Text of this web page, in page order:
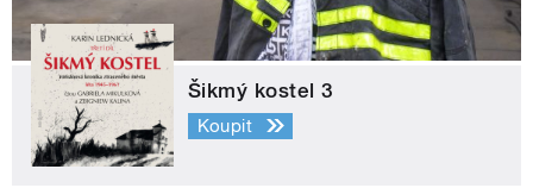
Šikmý kostel 3
Koupit